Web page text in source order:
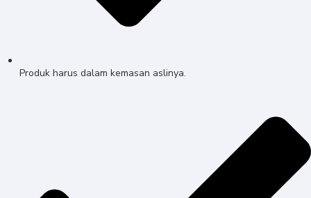
Produk harus dalam kemasan aslinya.